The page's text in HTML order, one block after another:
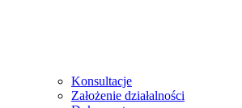
Konsultacje
Założenie działalności